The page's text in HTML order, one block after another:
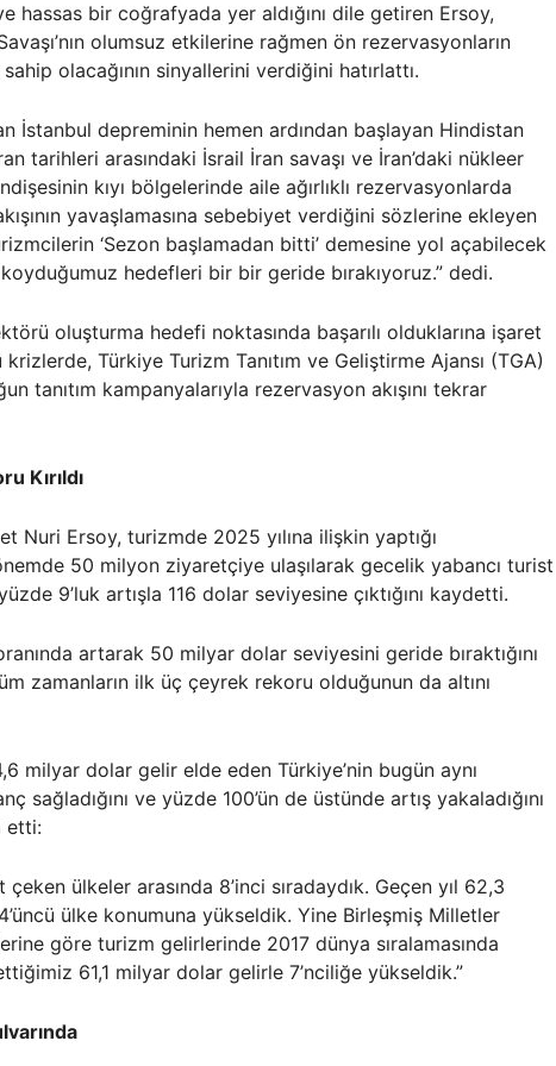
hassas bir coğrafyada yer aldığını dile getiren Ersoy,
olumsuz etkilerine rağmen ön rezervasyonların
olacağının sinyallerini verdiğini hatırlattı.
İstanbul depreminin hemen ardından başlayan Hindistan
tarihleri arasındaki İsrail İran savaşı ve İran’daki nükleer
kıyı bölgelerinde aile ağırlıklı rezervasyonlarda
yavaşlamasına sebebiyet verdiğini sözlerine ekleyen
‘Sezon başlamadan bitti’ demesine yol açabilecek
hedefleri bir bir geride bırakıyoruz.” dedi.
oluşturma hedefi noktasında başarılı olduklarına işaret
Türkiye Turizm Tanıtım ve Geliştirme Ajansı (TGA)
tanıtım kampanyalarıyla rezervasyon akışını tekrar
Kırıldı
Nuri Ersoy, turizmde 2025 yılına ilişkin yaptığı
50 milyon ziyaretçiye ulaşılarak gecelik yabancı turist
9’luk artışla 116 dolar seviyesine çıktığını kaydetti.
artarak 50 milyar dolar seviyesini geride bıraktığını
zamanların ilk üç çeyrek rekoru olduğunun da altını
milyar dolar gelir elde eden Türkiye’nin bugün aynı
ve yüzde 100’ün de üstünde artış yakaladığını
etti:
ülkeler arasında 8’inci sıradaydık. Geçen yıl 62,3
ülke konumuna yükseldik. Yine Birleşmiş Milletler
göre turizm gelirlerinde 2017 dünya sıralamasında
61,1 milyar dolar gelirle 7’nciliğe yükseldik.”